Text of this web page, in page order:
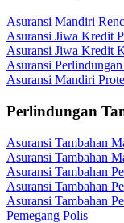
Asuransi Mandiri
Asuransi Jiwa Kredit
Asuransi Jiwa Kredit
Asuransi
Asuransi Mandiri
Perlindungan
Asuransi Tambahan
Asuransi Tambahan
Asuransi Tambahan
Asuransi Tambahan
Asuransi Tambahan
Pemegang Polis